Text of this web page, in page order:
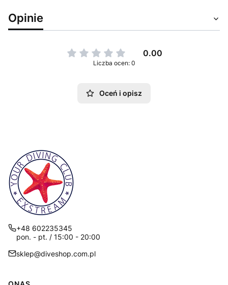
Opinie
0.00
Liczba ocen: 0
Oceń i opisz
+48 602235345
pon. - pt. / 15:00 - 20:00
sklep@diveshop.com.pl